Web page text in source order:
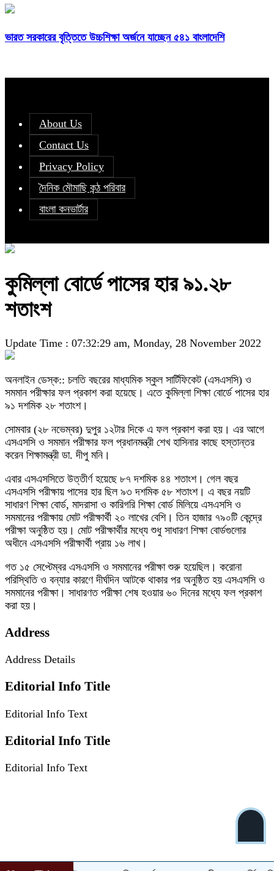
ভারত সরকারের বৃত্তিতে উচ্চশিক্ষা অর্জনে যাচ্ছেন ৫৪১ বাংলাদেশি
About Us
Contact Us
Privacy Policy
দৈনিক মৌমাছি কন্ঠ পরিবার
বাংলা কনভার্টার
কুমিল্লা বোর্ডে পাসের হার ৯১.২৮
শতাংশ
Update Time : 07:32:29 am, Monday, 28 November 2022
অনলাইন ডেস্ক:: চলতি বছরের মাধ্যমিক স্কুল সার্টিফিকেট (এসএসসি) ও
সমমান পরীক্ষার ফল প্রকাশ করা হয়েছে। এতে কুমিল্লা শিক্ষা বোর্ডে পাসের হার
৯১ দশমিক ২৮ শতাংশ।
সোমবার (২৮ নভেম্বর) দুপুর ১২টার দিকে এ ফল প্রকাশ করা হয়। এর আগে
এসএসসি ও সমমান পরীক্ষার ফল প্রধানমন্ত্রী শেখ হাসিনার কাছে হস্তান্তর
করেন শিক্ষামন্ত্রী ডা. দীপু মনি।
এবার এসএসসিতে উত্তীর্ণ হয়েছে ৮৭ দশমিক ৪৪ শতাংশ। গেল বছর
এসএসসি পরীক্ষায় পাসের হার ছিল ৯৩ দশমিক ৫৮ শতাংশ। এ বছর নয়টি
সাধারণ শিক্ষা বোর্ড, মাদরাসা ও কারিগরি শিক্ষা বোর্ড মিলিয়ে এসএসসি ও
সমমানের পরীক্ষায় মোট পরীক্ষার্থী ২০ লাখের বেশি। তিন হাজার ৭৯০টি কেন্দ্রে
পরীক্ষা অনুষ্ঠিত হয়। মোট পরীক্ষার্থীর মধ্যে শুধু সাধারণ শিক্ষা বোর্ডগুলোর
অধীনে এসএসসি পরীক্ষার্থী প্রায় ১৬ লাখ।
গত ১৫ সেপ্টেম্বর এসএসসি ও সমমানের পরীক্ষা শুরু হয়েছিল। করোনা
পরিস্থিতি ও বন্যার কারণে দীর্ঘদিন আটকে থাকার পর অনুষ্ঠিত হয় এসএসসি ও
সমমানের পরীক্ষা। সাধারণত পরীক্ষা শেষ হওয়ার ৬০ দিনের মধ্যে ফল প্রকাশ
করা হয়।
Address
Address Details
Editorial Info Title
Editorial Info Text
Editorial Info Title
Editorial Info Text